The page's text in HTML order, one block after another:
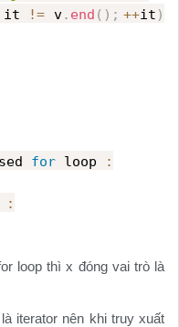
it != v. end (); ++it )
for loop
:
:
loop thì x đóng vai trò là
iterator nên khi truy xuất